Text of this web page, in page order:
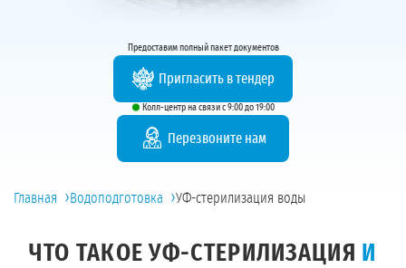
Предоставим полный пакет документов
Пригласить в тендер
Колл-центр на связи с 9:00 до 19:00
Перезвоните нам
Главная ›Водоподготовка ›УФ-стерилизация воды
ЧТО ТАКОЕ УФ-СТЕРИЛИЗАЦИЯ И